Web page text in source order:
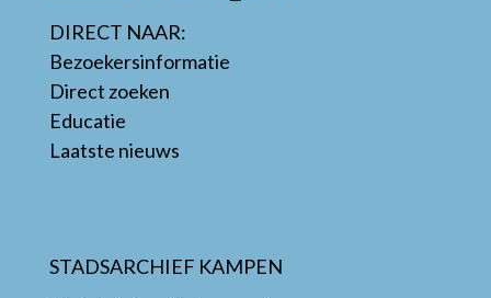
DIRECT NAAR:
Bezoekersinformatie
Direct zoeken
Educatie
Laatste nieuws
STADSARCHIEF KAMPEN